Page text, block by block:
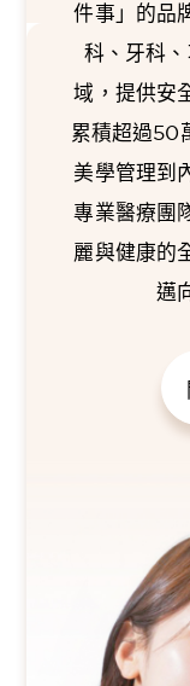
件事」的品
科、牙科
域，提供安
累積超過50
美學管理到
專業醫療團
麗與健康的
邁